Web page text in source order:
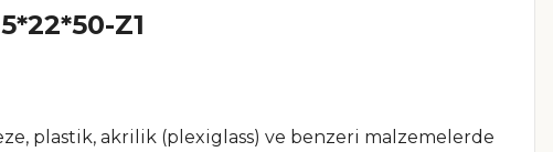
Z1
plastik, akrilik (plexiglass) ve benzeri malzemelerde